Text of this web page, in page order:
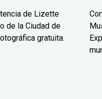
de Lizette
de la Ciudad de
gratuita.